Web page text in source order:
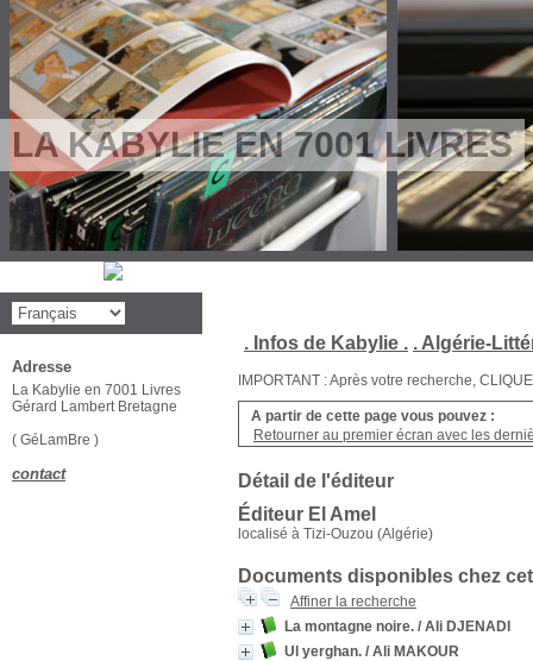
LA KABYLIE EN 7001 LIVRES
. Infos de Kabylie . . Algérie-
IMPORTANT : Après votre recherche,
A partir de cette page vous pouvez :
Retourner au premier écran avec les
Détail de l'éditeur
Éditeur El Amel
localisé à Tizi-Ouzou (Algérie)
Documents disponibles chez
Affiner la recherche
La montagne noire. / Ali DJENADI
Ul yerghan. / Ali MAKOUR
Adresse
La Kabylie en 7001 Livres
Gérard Lambert Bretagne
( GéLamBre )
contact